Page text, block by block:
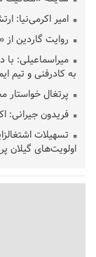
امیر اکرمی‌نیا:
روایت گاردین از
میراسماعیلی:
به کادرفنی و تیم
پرتغال خواستار
فریدون
تسهیلات
اولویت‌های گیلان
قلعه‌نویی مشخص